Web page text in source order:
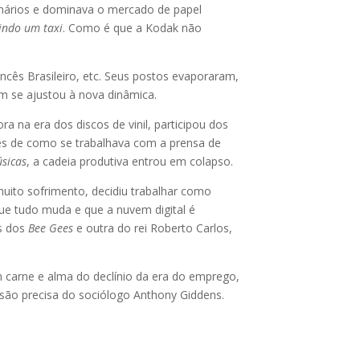
e dominava o mercado de papel
um taxi. Como é que a Kodak não
Brasileiro, etc. Seus postos evaporaram,
se ajustou à nova dinâmica.
na era dos discos de vinil, participou dos
de como se trabalhava com a prensa de
, a cadeia produtiva entrou em colapso.
sofrimento, decidiu trabalhar como
tudo muda e que a nuvem digital é
dosBee Gees e outra do rei Roberto Carlos,
e alma do declínio da era do emprego,
precisa do sociólogo Anthony Giddens.